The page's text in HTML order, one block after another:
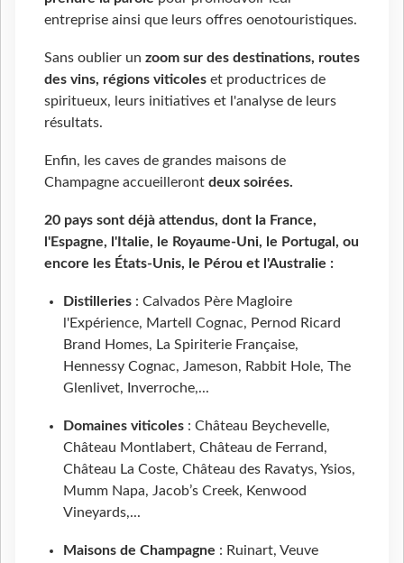
entreprise ainsi que leurs offres oenotouristiques.
Sans oublier un zoom sur des destinations, routes
des vins, régions viticoles et productrices de
spiritueux, leurs initiatives et l'analyse de leurs
résultats.
Enfin, les caves de grandes maisons de
Champagne accueilleront deux soirées.
20 pays sont déjà attendus, dont la France,
l'Espagne, l'Italie, le Royaume-Uni, le Portugal, ou
encore les États-Unis, le Pérou et l'Australie :
Distilleries : Calvados Père Magloire
l'Expérience, Martell Cognac, Pernod Ricard
Brand Homes, La Spiriterie Française,
Hennessy Cognac, Jameson, Rabbit Hole, The
Glenlivet, Inverroche,...
Domaines viticoles: Château Beychevelle,
Château Montlabert, Château de Ferrand,
Château La Coste, Château des Ravatys, Ysios,
Mumm Napa, Jacob’s Creek, Kenwood
Vineyards,...
Maisons de Champagne : Ruinart, Veuve